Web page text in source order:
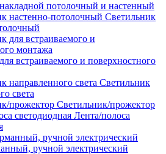
потолочный и настенный
Светильник
встраиваемого и поверхностного
Светильник
света
Светильник/прожектор
Лента/полоса
ручной электрический